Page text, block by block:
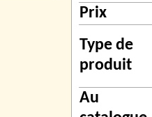
Prix
Type de
produit
Au